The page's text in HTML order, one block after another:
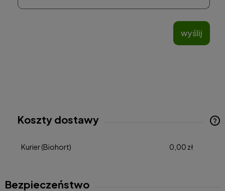
wyślij
Koszty dostawy
Cena nie zawiera ewentualnych kosztów płatności
Kurier(Biohort) 0,00 zł
Bezpieczeństwo